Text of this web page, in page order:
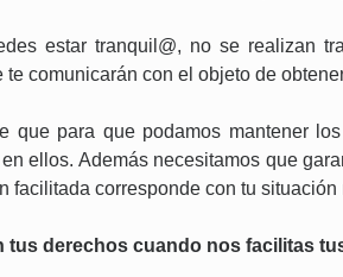
estar tranquil@, no se realizan
te comunicarán con el objeto de
que para que podamos mantener
ellos. Además necesitamos que
facilitada corresponde con tu
tus derechos cuando nos facilitas